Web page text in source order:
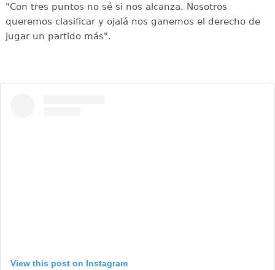
"Con tres puntos no sé si nos alcanza. Nosotros
queremos clasificar y ojalá nos ganemos el derecho de
jugar un partido más".
View this post on Instagram